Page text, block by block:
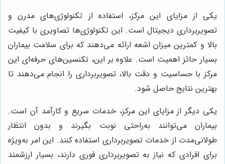
یکی از مزایای این مرکز، استفاده از تکنولوژی‌های مدرن و
تصویربرداری دیجیتال است. این تکنولوژی‌ها تصاویری با کیفیت
بالا و کمترین میزان اشعه ارائه می‌دهند که برای سلامت بیماران
بسیار حائز اهمیت است. علاوه بر این، تکنسین‌های حرفه‌ای این
مرکز با حساسیت و دقت بالا، تصویربرداری را انجام می‌دهند تا
بهترین نتایج حاصل شود.
یکی دیگر از مزایای این مرکز، خدمات سریع و کارآمد آن است.
بیماران می‌توانند به‌راحتی نوبت بگیرند و بدون انتظار
طولانی‌مدت از خدمات تصویربرداری استفاده کنند. این امر به‌ویژه
برای افرادی که نیاز به تصویربرداری فوری دارند، بسیار ارزشمند